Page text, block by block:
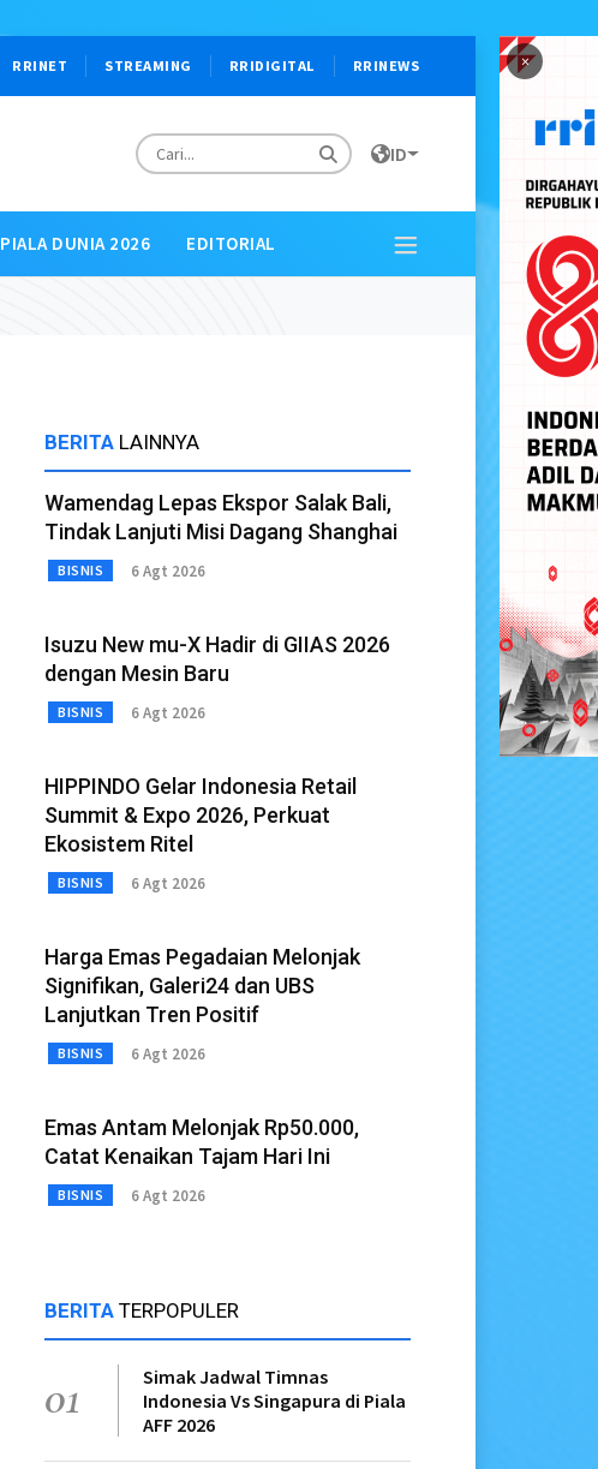
×
RRINET STREAMING RRIDIGITAL RRINEWS
ID
PIALA DUNIA 2026 EDITORIAL
BERITA LAINNYA
Wamendag Lepas Ekspor Salak Bali,
Tindak Lanjuti Misi Dagang Shanghai
BISNIS 6 Agt 2026
Isuzu New mu-X Hadir di GIIAS 2026
dengan Mesin Baru
BISNIS 6 Agt 2026
HIPPINDO Gelar Indonesia Retail
Summit & Expo 2026, Perkuat
Ekosistem Ritel
BISNIS 6 Agt 2026
Harga Emas Pegadaian Melonjak
Signifikan, Galeri24 dan UBS
Lanjutkan Tren Positif
BISNIS 6 Agt 2026
Emas Antam Melonjak Rp50.000,
Catat Kenaikan Tajam Hari Ini
BISNIS 6 Agt 2026
BERITA TERPOPULER
01
Simak Jadwal Timnas
Indonesia Vs Singapura di Piala
AFF 2026